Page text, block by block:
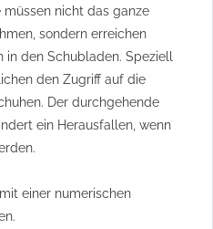
müssen nicht das ganze
sondern erreichen
den Schubladen. Speziell
den Zugriff auf die
Der durchgehende
ein Herausfallen, wenn
einer numerischen